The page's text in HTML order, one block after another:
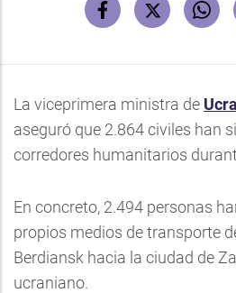
La viceprimera ministra de
aseguró que 2.864 civiles han
corredores humanitarios
En concreto, 2.494 personas
propios medios de transporte
Berdiansk hacia la ciudad de
ucraniano.